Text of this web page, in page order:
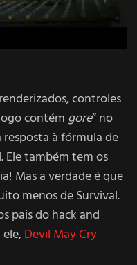
controles
contém gore” no
à fórmula de
Ele também tem os
Mas a verdade é que
menos de Survival.
pais do hack and
Devil May Cry